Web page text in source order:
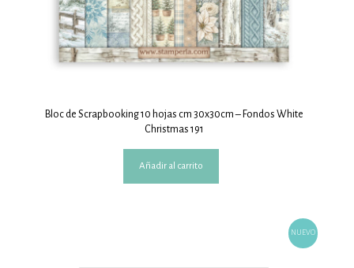
Bloc de Scrapbooking 10 hojas cm 30x30cm – Fondos White
Christmas 191
Añadir al carrito
NUEVO